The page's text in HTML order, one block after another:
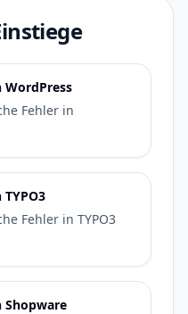
WordPress
Fehler in
Fehler in TYPO3
Shopware